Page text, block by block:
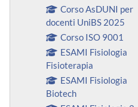
Corso AsDUNI per
docenti UniBS 2025
Corso ISO 9001
ESAMI Fisiologia
Fisioterapia
ESAMI Fisiologia
Biotech